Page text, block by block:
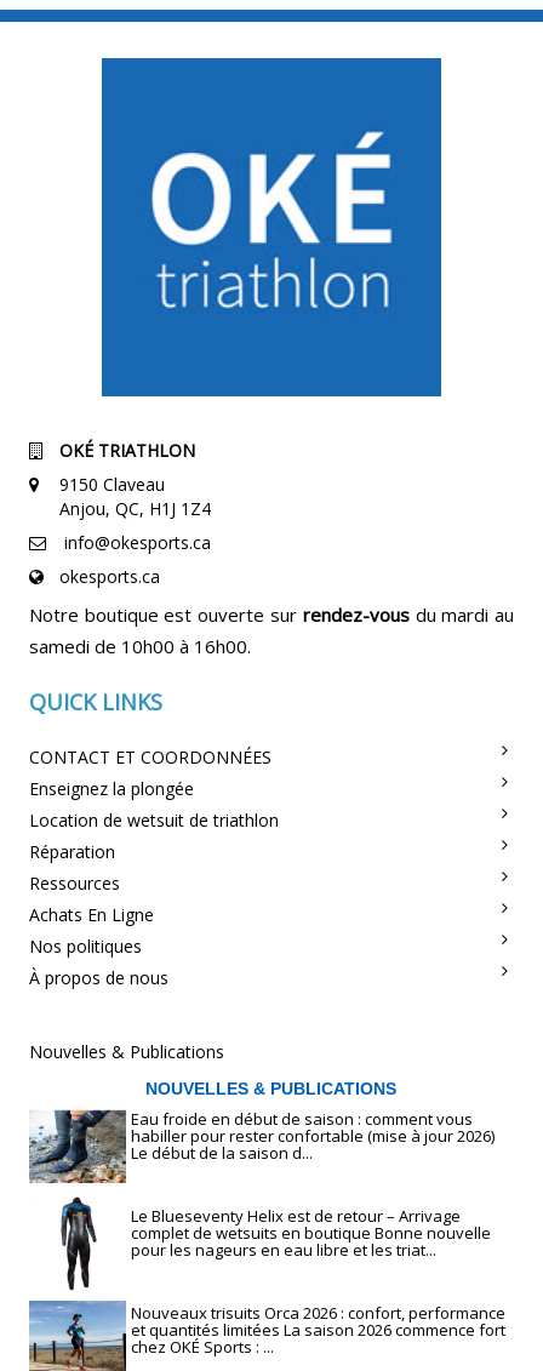
OKÉ TRIATHLON
9150 Claveau
Anjou, QC, H1J 1Z4
info@okesports.ca
okesports.ca
Notre boutique est ouverte sur rendez-vousdu mardi au
samedi de 10h00 à 16h00.
QUICK LINKS
CONTACT ET COORDONNÉES
Enseignez la plongée
Location de wetsuit de triathlon
Réparation
Ressources
Achats En Ligne
Nos politiques
À propos de nous
Nouvelles & Publications
NOUVELLES & PUBLICATIONS
Eau froide en début de saison : comment vous
habiller pour rester confortable (mise à jour 2026)
Le début de la saison d...
Le Blueseventy Helix est de retour – Arrivage
complet de wetsuits en boutique Bonne nouvelle
pour les nageurs en eau libre et les triat...
Nouveaux trisuits Orca 2026 : confort, performance
et quantités limitées La saison 2026 commence fort
chez OKÉ Sports : ...